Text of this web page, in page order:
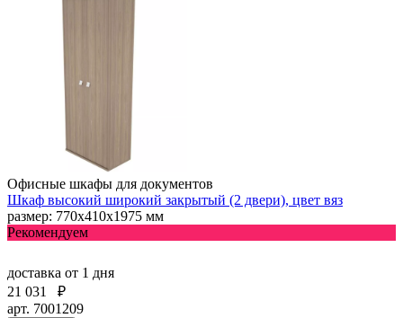
Офисные шкафы для документов
Шкаф высокий широкий закрытый (2 двери), цвет вяз
размер: 770х410х1975 мм
Рекомендуем
доставка от 1 дня
21 031
₽
арт. 7001209